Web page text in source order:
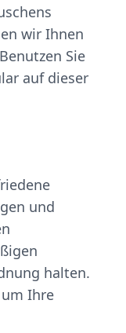
wir Ihnen
Sie
auf dieser
und
halten.
Ihre